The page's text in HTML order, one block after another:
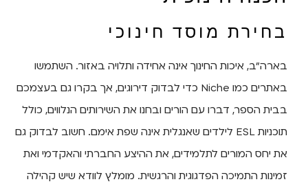
בחירת מוסד חינוכי
בארה"ב, איכות החינוך אינה אחידה ותלויה באזור. השתמשו
באתרים כמו Niche כדי לבדוק דירוגים, אך בקרו גם בעצמכם
בבית הספר, דברו עם הורים ובחנו את השירותים הנלווים, כולל
תוכניות ESL לילדים שאנגלית אינה שפת אימם. חשוב לבדוק גם
את יחס המורים לתלמידים, את ההיצע החברתי והאקדמי ואת
זמינות התמיכה הפדגוגית והרגשית. מומלץ לוודא שיש קהילה